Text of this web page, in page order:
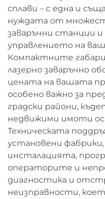
сплави – с една и
нуждата от
заваръчни станции
управлението на
Компактните
лазерно заваръчно
цената на вашата
особено важно за
градски райони,
недвижими имоти
Техническата
установени
инсталацията,
операторите и
диагностика и
неизправности,